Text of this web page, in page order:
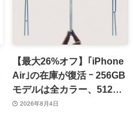
【最大26%オフ】｢iPhone
Air｣の在庫が復活 ｰ 256GB
モデルは全カラー、512GB
モデルはホワイト以外が在
2026年8月4日